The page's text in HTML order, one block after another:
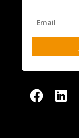
FacebookLinkedIn